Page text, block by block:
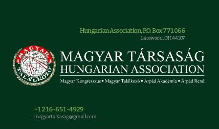
Hungarian Association, P.O. Box 771066
Lakewood, OH 44107
+1 216-651-4929
magyar.tarsasag@gmail.com